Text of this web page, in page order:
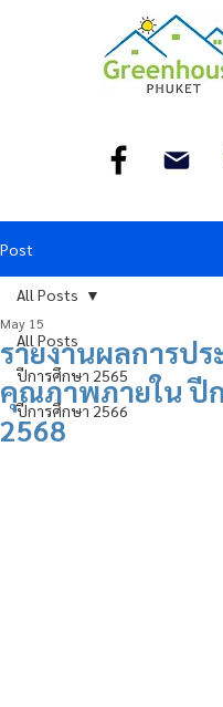
Post
All Posts
ปีการศึกษา 2565
ปีการศึกษา 2566
All Posts
รายงานผลการปร
คุณภาพภายใน ปี
2568
May 15